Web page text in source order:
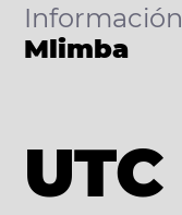
Mlimba